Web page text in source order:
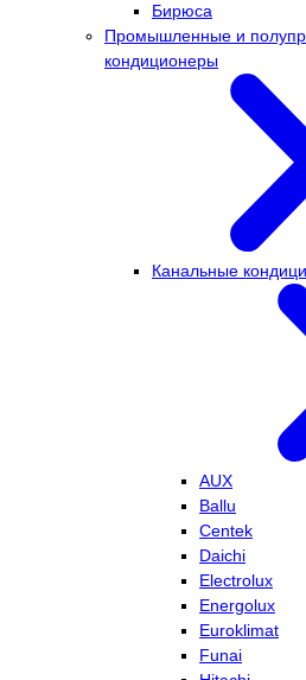
Бирюса
Промышленные и
кондиционеры
Канальные
AUX
Ballu
Centek
Daichi
Electrolux
Energolux
Euroklimat
Funai